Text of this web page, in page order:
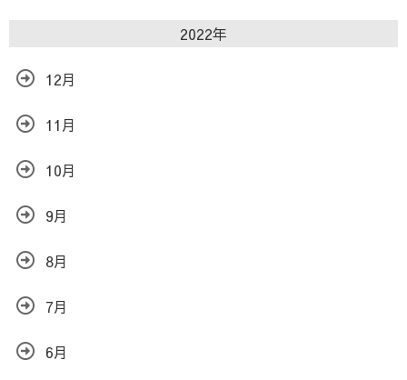
2022年
12月
11月
10月
9月
8月
7月
6月